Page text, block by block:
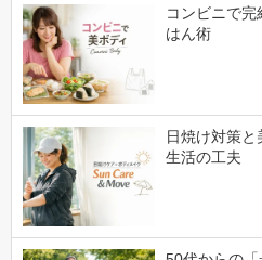
コンビニで
はん術
日焼け対策
生活の工夫